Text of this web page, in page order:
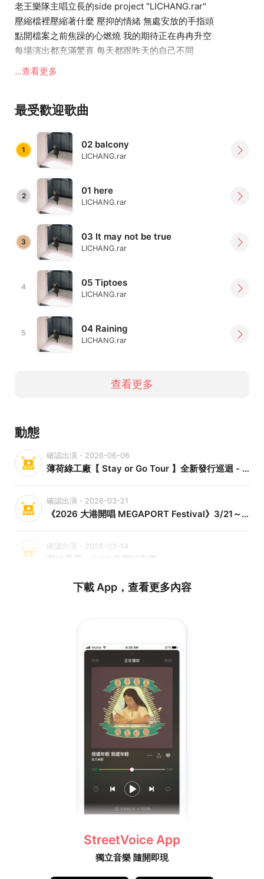
老王樂隊主唱立長的side project "LICHANG.rar"
壓縮檔裡壓縮著什麼 壓抑的情緒 無處安放的手指頭
點開檔案之前焦躁的心燃燒 我的期待正在冉冉升空
每場演出都充滿驚喜 每天都跟昨天的自己不同
浮浮沈沈 起起落落
...查看更多
最受歡迎歌曲
1 02 balcony
LICHANG.rar
2 01 here
LICHANG.rar
3 03 It may not be true
LICHANG.rar
4 05 Tiptoes
LICHANG.rar
5 04 Raining
LICHANG.rar
查看更多
動態
確認出演・2026-06-06
薄荷綠工廠【 Stay or Go Tour 】全新發行巡迴 - 恆春特別場 w/ 立長
確認出演・2026-03-21
《2026 大港開唱 MEGAPORT Festival》3/21～3/22
確認出演・2026-03-14
野地晃晃 - 3/14 @肥頭音樂
下載 App，查看更多內容
StreetVoice App
獨立音樂 隨開即現